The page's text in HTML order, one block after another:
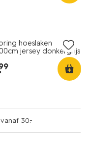
hoeslaken
jersey donkergrijs
30.-